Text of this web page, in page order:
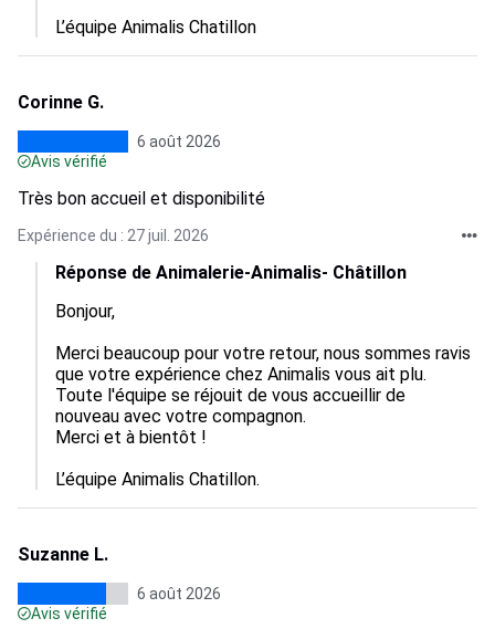
L’équipe Animalis Chatillon
Corinne G.
6 août 2026
Avis vérifié
Très bon accueil et disponibilité
Expérience du : 27 juil. 2026
Réponse de Animalerie-Animalis- Châtillon
Bonjour,
Merci beaucoup pour votre retour, nous sommes ravis
que votre expérience chez Animalis vous ait plu.
Toute l'équipe se réjouit de vous accueillir de
nouveau avec votre compagnon.
Merci et à bientôt !
L’équipe Animalis Chatillon.
Suzanne L.
6 août 2026
Avis vérifié